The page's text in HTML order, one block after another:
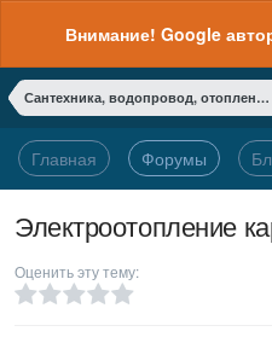
Внимание! Google
Сантехника, водопровод, отопление, канализация
Главная Форумы
Электроотопление
Оценить эту тему: